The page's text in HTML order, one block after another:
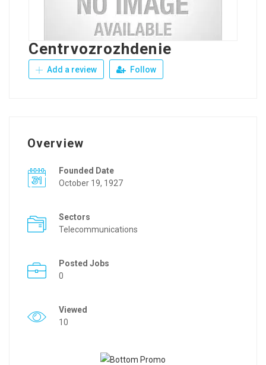
Centrvozrozhdenie
Add a review Follow
Overview
Founded Date
October 19, 1927
Sectors
Telecommunications
Posted Jobs
0
Viewed
10